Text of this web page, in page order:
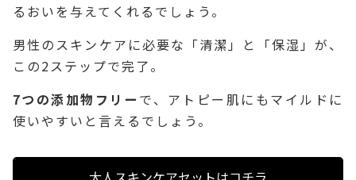
るおいを与えてくれるでしょう。
男性のスキンケアに必要な「清潔」と「保湿」が、
この2ステップで完了。
7つの添加物フリー で、アトピー肌にもマイルドに
使いやすいと言えるでしょう。